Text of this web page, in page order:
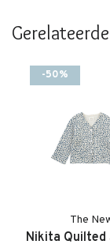
-50%
The
Nikita Quilted